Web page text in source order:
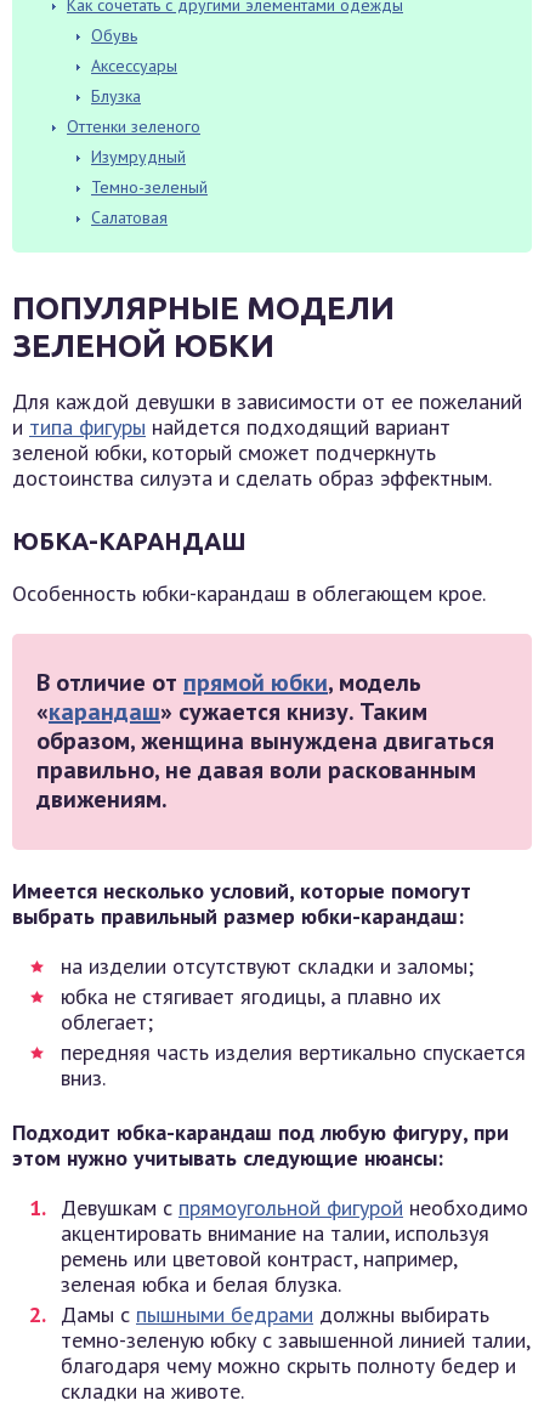
Как сочетать с другими элементами одежды
Обувь
Аксессуары
Блузка
Оттенки зеленого
Изумрудный
Темно-зеленый
Салатовая
ПОПУЛЯРНЫЕ МОДЕЛИ
ЗЕЛЕНОЙ ЮБКИ
Для каждой девушки в зависимости от ее пожеланий
и типа фигуры найдется подходящий вариант
зеленой юбки, который сможет подчеркнуть
достоинства силуэта и сделать образ эффектным.
ЮБКА-КАРАНДАШ
Особенность юбки-карандаш в облегающем крое.
В отличие от прямой юбки, модель
«карандаш» сужается книзу. Таким
образом, женщина вынуждена двигаться
правильно, не давая воли раскованным
движениям.
Имеется несколько условий, которые помогут
выбрать правильный размер юбки-карандаш:
на изделии отсутствуют складки и заломы;
юбка не стягивает ягодицы, а плавно их
облегает;
передняя часть изделия вертикально спускается
вниз.
Подходит юбка-карандаш под любую фигуру, при
этом нужно учитывать следующие нюансы:
Девушкам с прямоугольной фигурой необходимо
акцентировать внимание на талии, используя
ремень или цветовой контраст, например,
зеленая юбка и белая блузка.
Дамы с пышными бедрами должны выбирать
темно-зеленую юбку с завышенной линией талии,
благодаря чему можно скрыть полноту бедер и
складки на животе.